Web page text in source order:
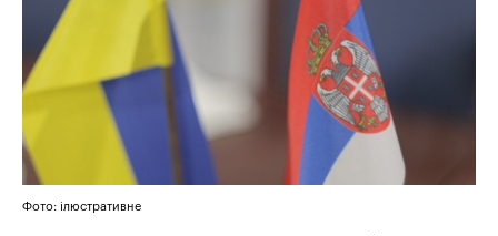
Фото: ілюстративне